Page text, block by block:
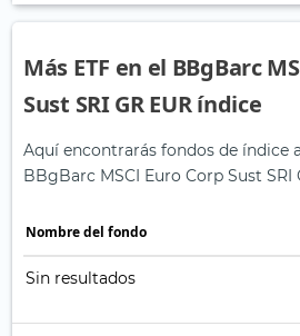
Más ETF en el BBgBarc
Sust SRI GR EUR índice
Aquí encontrarás fondos de índice
BBgBarc MSCI Euro Corp Sust SRI
Nombre del fondo
Sin resultados